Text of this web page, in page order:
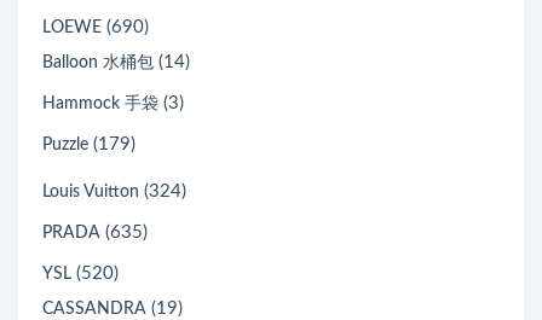
LOEWE (690)
Balloon 水桶包 (14)
Hammock 手袋 (3)
Puzzle (179)
Louis Vuitton (324)
PRADA (635)
YSL (520)
CASSANDRA (19)